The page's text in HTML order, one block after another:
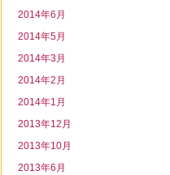
2014年6月
2014年5月
2014年3月
2014年2月
2014年1月
2013年12月
2013年10月
2013年6月